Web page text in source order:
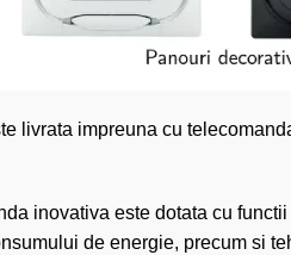
livrata impreuna cu
inovativa este dotata cu
de energie, precum si